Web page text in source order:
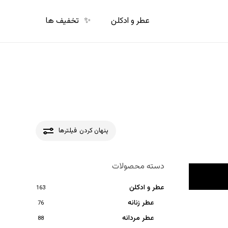
عطر و ادکلن ✨ تخفیف ها
پنهان کردن فیلترها
دسته محصولات
عطر و ادکلن 163
عطر زنانه 76
عطر مردانه 88